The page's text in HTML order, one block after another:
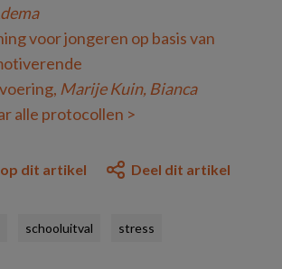
voor jongeren op basis van
Marije Kuin, Bianca
alle protocollen >
op dit artikel Deel dit artikel
schooluitval stress